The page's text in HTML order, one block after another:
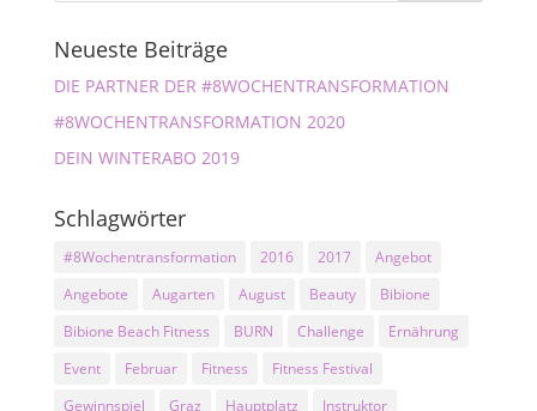
Neueste Beiträge
DIE PARTNER DER #8WOCHENTRANSFORMATION
#8WOCHENTRANSFORMATION 2020
DEIN WINTERABO 2019
Schlagwörter
#8Wochentransformation 2016 2017
Angebot
Angebote
Augarten August Beauty
Bibione
Bibione Beach Fitness
BURN Challenge
Ernährung
Event
Februar Fitness
Fitness Festival
Gewinnspiel
Graz Hauptplatz Instruktor